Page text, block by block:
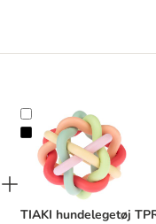
TIAKI hundelegetøj
TIAKI hundelegetøj